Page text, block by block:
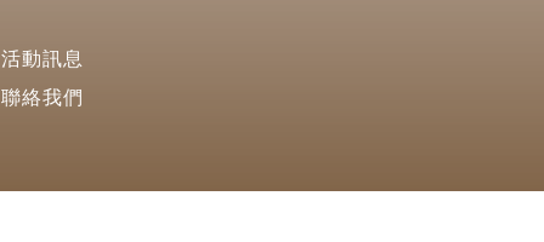
活動訊息
聯絡我們